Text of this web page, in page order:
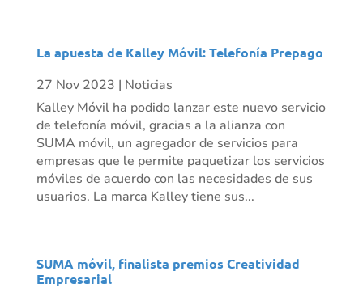
La apuesta de Kalley Móvil: Telefonía Prepago
27 Nov 2023 | Noticias
Kalley Móvil ha podido lanzar este nuevo servicio
de telefonía móvil, gracias a la alianza con
SUMA móvil, un agregador de servicios para
empresas que le permite paquetizar los servicios
móviles de acuerdo con las necesidades de sus
usuarios. La marca Kalley tiene sus...
SUMA móvil, finalista premios Creatividad
Empresarial